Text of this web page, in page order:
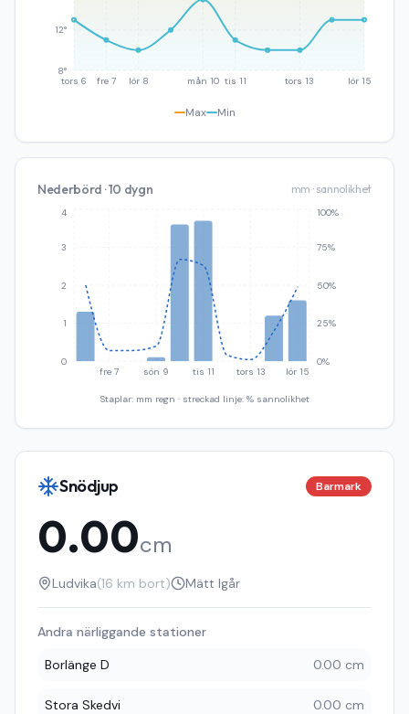
tors 6 fre 7 lör 8 mån 10 tis 11 tors 13 lör 15
8°
12°
Max Min
Nederbörd · 10 dygn mm · sannolikhet
fre 7 sön 9 tis 11 tors 13 lör 15
0
1
2
3
4
0%
25%
50%
75%
100%
Staplar: mm regn · streckad linje: % sannolikhet
Snödjup Barmark
0.00cm
Ludvika(16 km bort) Mätt Igår
Andra närliggande stationer
Borlänge D
0.00 cm
Stora Skedvi 0.00 cm